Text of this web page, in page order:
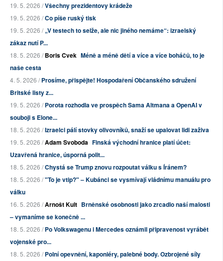
19. 5. 2026 /Všechny prezidentovy krádeže
19. 5. 2026 /Co píše ruský tisk
19. 5. 2026 /„V testech to selže, ale nic jiného nemáme“: izraelský
zákaz nutí P...
18. 5. 2026 /Boris Cvek Méně a méně dětí a více a více boháčů, to je
naše cesta
4. 5. 2026 /Prosíme, přispějte! Hospodaření Občanského sdružení
Britské listy z...
19. 5. 2026 /Porota rozhodla ve prospěch Sama Altmana a OpenAI v
souboji s Elone...
18. 5. 2026 /Izraelci pálí stovky olivovníků, snaží se upalovat lidi zaživa
19. 5. 2026 /Adam Svoboda Finská východní hranice platí účet:
Uzavřená hranice, úsporná polit...
18. 5. 2026 /Chystá se Trump znovu rozpoutat válku s Íránem?
18. 5. 2026 /"To je vtip?" – Kubánci se vysmívají vládnímu manuálu pro
válku
16. 5. 2026 /Arnošt Kult Brněnské osobnosti jako zrcadlo naší malosti
– vymaníme se konečně ...
18. 5. 2026 /Po Volkswagenu i Mercedes oznámil připravenost vyrábět
vojenské pro...
18. 5. 2026 /Polní opevnění, kaponiéry, palebné body. Ozbrojené síly